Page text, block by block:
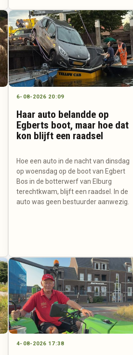
6-08-2026 20:09
Haar auto belandde op
Egberts boot, maar hoe dat
kon blijft een raadsel
Hoe een auto in de nacht van dinsdag
op woensdag op de boot van Egbert
Bos in de botterwerf van Elburg
terechtkwam, blijft een raadsel. In de
auto was geen bestuurder aanwezig.
4-08-2026 17:38